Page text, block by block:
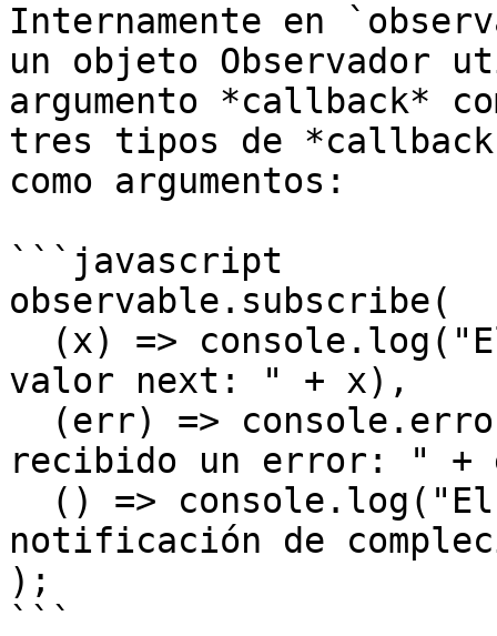
Internamente en
un objeto Observador
argumento *callback*
tres tipos de
como argumentos:
```javascript
observable.subscribe(
valor next: " + x),
recibido un error: "
notificación de
);